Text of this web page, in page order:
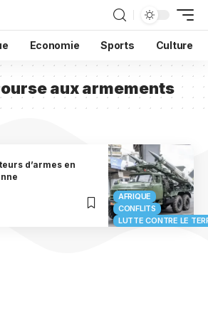
Economie Sports Culture
aux armements
AFRIQUE
CONFLITS
LUTTE CONTRE LE
d’armes en